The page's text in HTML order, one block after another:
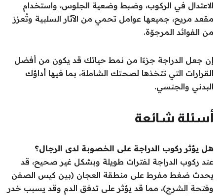
الاعتدال في الركوب، وضبط وضعية الجلوس، واستخدام
مقعد مريح، جميعها عوامل تحمي من الآثار السلبية وتُعزز
من الفوائد المرجوّة.
إن جعل الدراجة جزءًا من نمط حياتك قد يكون من أفضل
القرارات التي تتخذها لصحتك الشاملة، بما فيها أداؤك
البدني والجنسي.
أسئلة شائعة
هل يؤثر ركوب الدراجة على الخصوبة لدى الرجال؟
عند ركوب الدراجة لفترات طويلة وبشكل غير صحيح، قد
يحدث ضغط مفرط على منطقة العجان (بين كيس الصفن
وفتحة الشرج)، مما قد يؤثر على تدفق الدم وقد يسبب خدر